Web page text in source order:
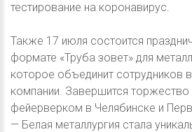
тестирование на коронавирус.
Также 17 июля состоится
формате «Труба зовет» для
которое объединит сотрудников
компании. Завершится торжество
фейерверком в Челябинске и
— Белая металлургия стала